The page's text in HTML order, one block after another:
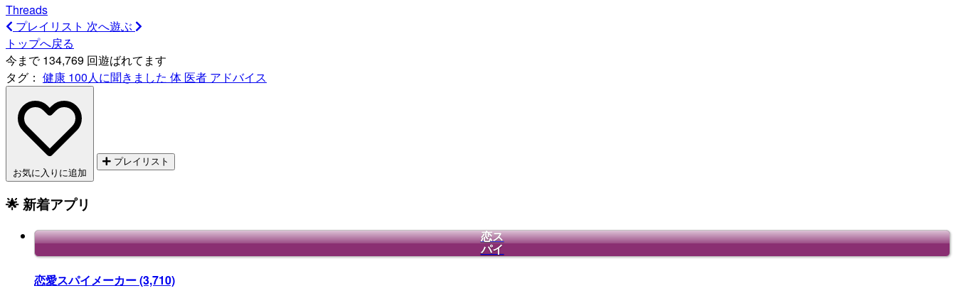
Threads
プレイリスト 次へ遊ぶ
トップへ戻る
今まで 134,769 回遊ばれてます
タグ： 健康 100人に聞きました 体 医者 アドバイス
お気に入りに追加
プレイリスト
🌟 新着アプリ
恋ス
パイ
恋愛スパイメーカー(3,710)